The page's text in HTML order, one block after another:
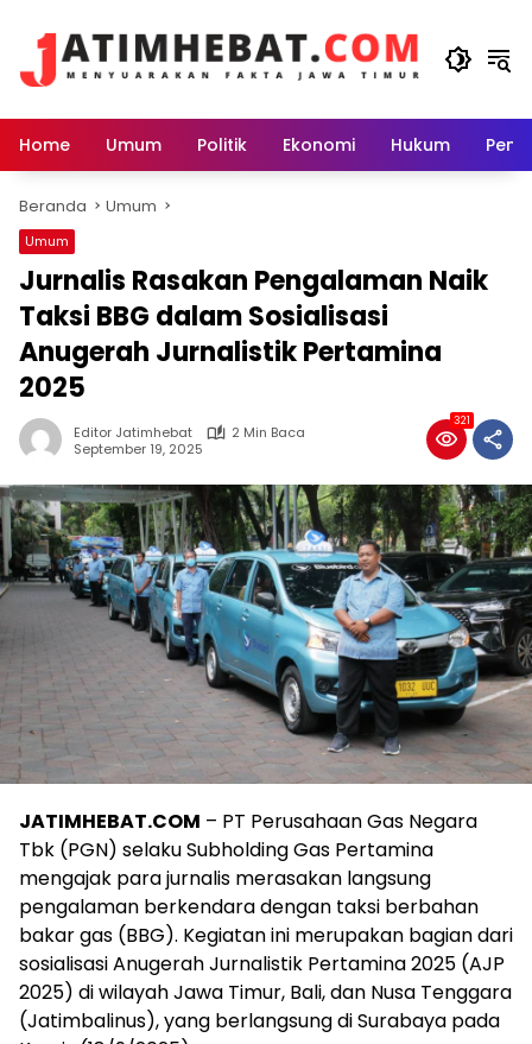
Home Umum Politik Ekonomi Hukum
Beranda Umum
Umum
Jurnalis Rasakan Pengalaman Naik
Taksi BBG dalam Sosialisasi
Anugerah Jurnalistik Pertamina
2025
Editor Jatimhebat
2 Min Baca
September 19, 2025
321
JATIMHEBAT.COM – PT Perusahaan Gas Negara
Tbk (PGN) selaku Subholding Gas Pertamina
mengajak para jurnalis merasakan langsung
pengalaman berkendara dengan taksi berbahan
bakar gas (BBG). Kegiatan ini merupakan bagian dari
sosialisasi Anugerah Jurnalistik Pertamina 2025 (AJP
2025) di wilayah Jawa Timur, Bali, dan Nusa Tenggara
(Jatimbalinus), yang berlangsung di Surabaya pada